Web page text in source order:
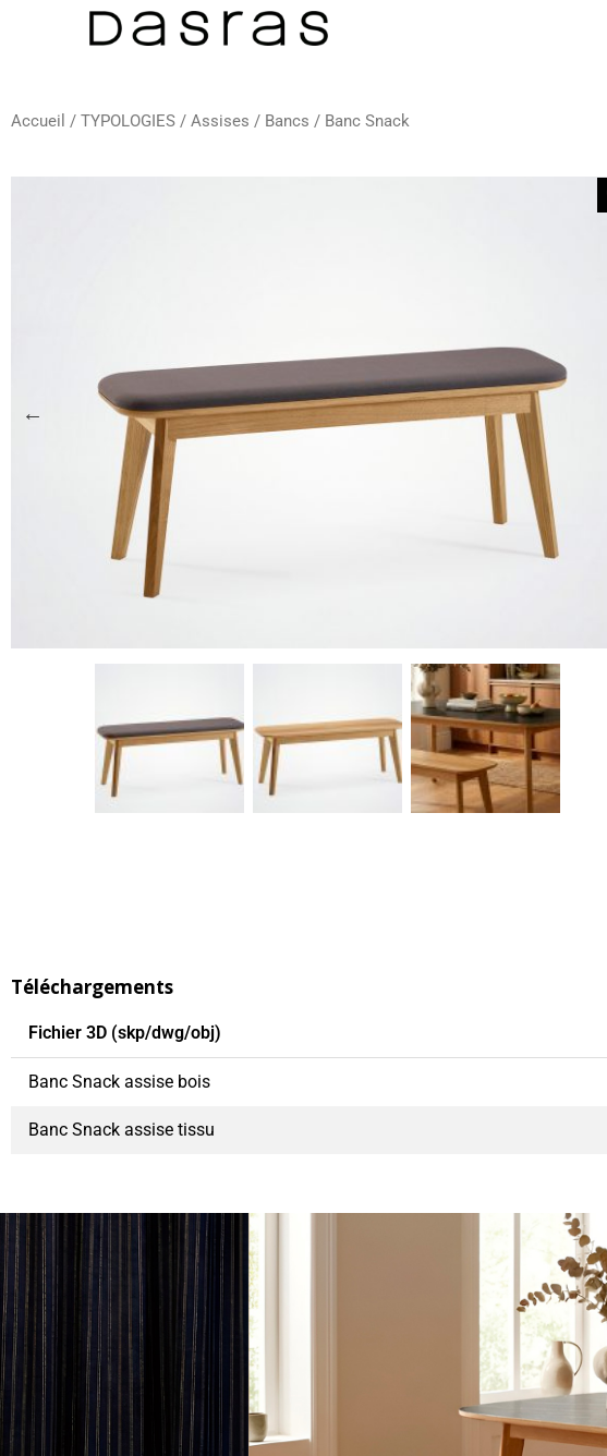
Accueil / TYPOLOGIES / Assises / Bancs / Banc Snack
Téléchargements
Fichier 3D (skp/dwg/obj)
Banc Snack assise bois
Banc Snack assise tissu